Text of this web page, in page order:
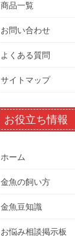
商品一覧
お問い合わせ
よくある質問
サイトマップ
お役立ち情報
ホーム
金魚の飼い方
金魚豆知識
お悩み相談掲示板